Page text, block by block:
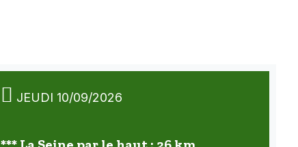
JEUDI 10/09/2026